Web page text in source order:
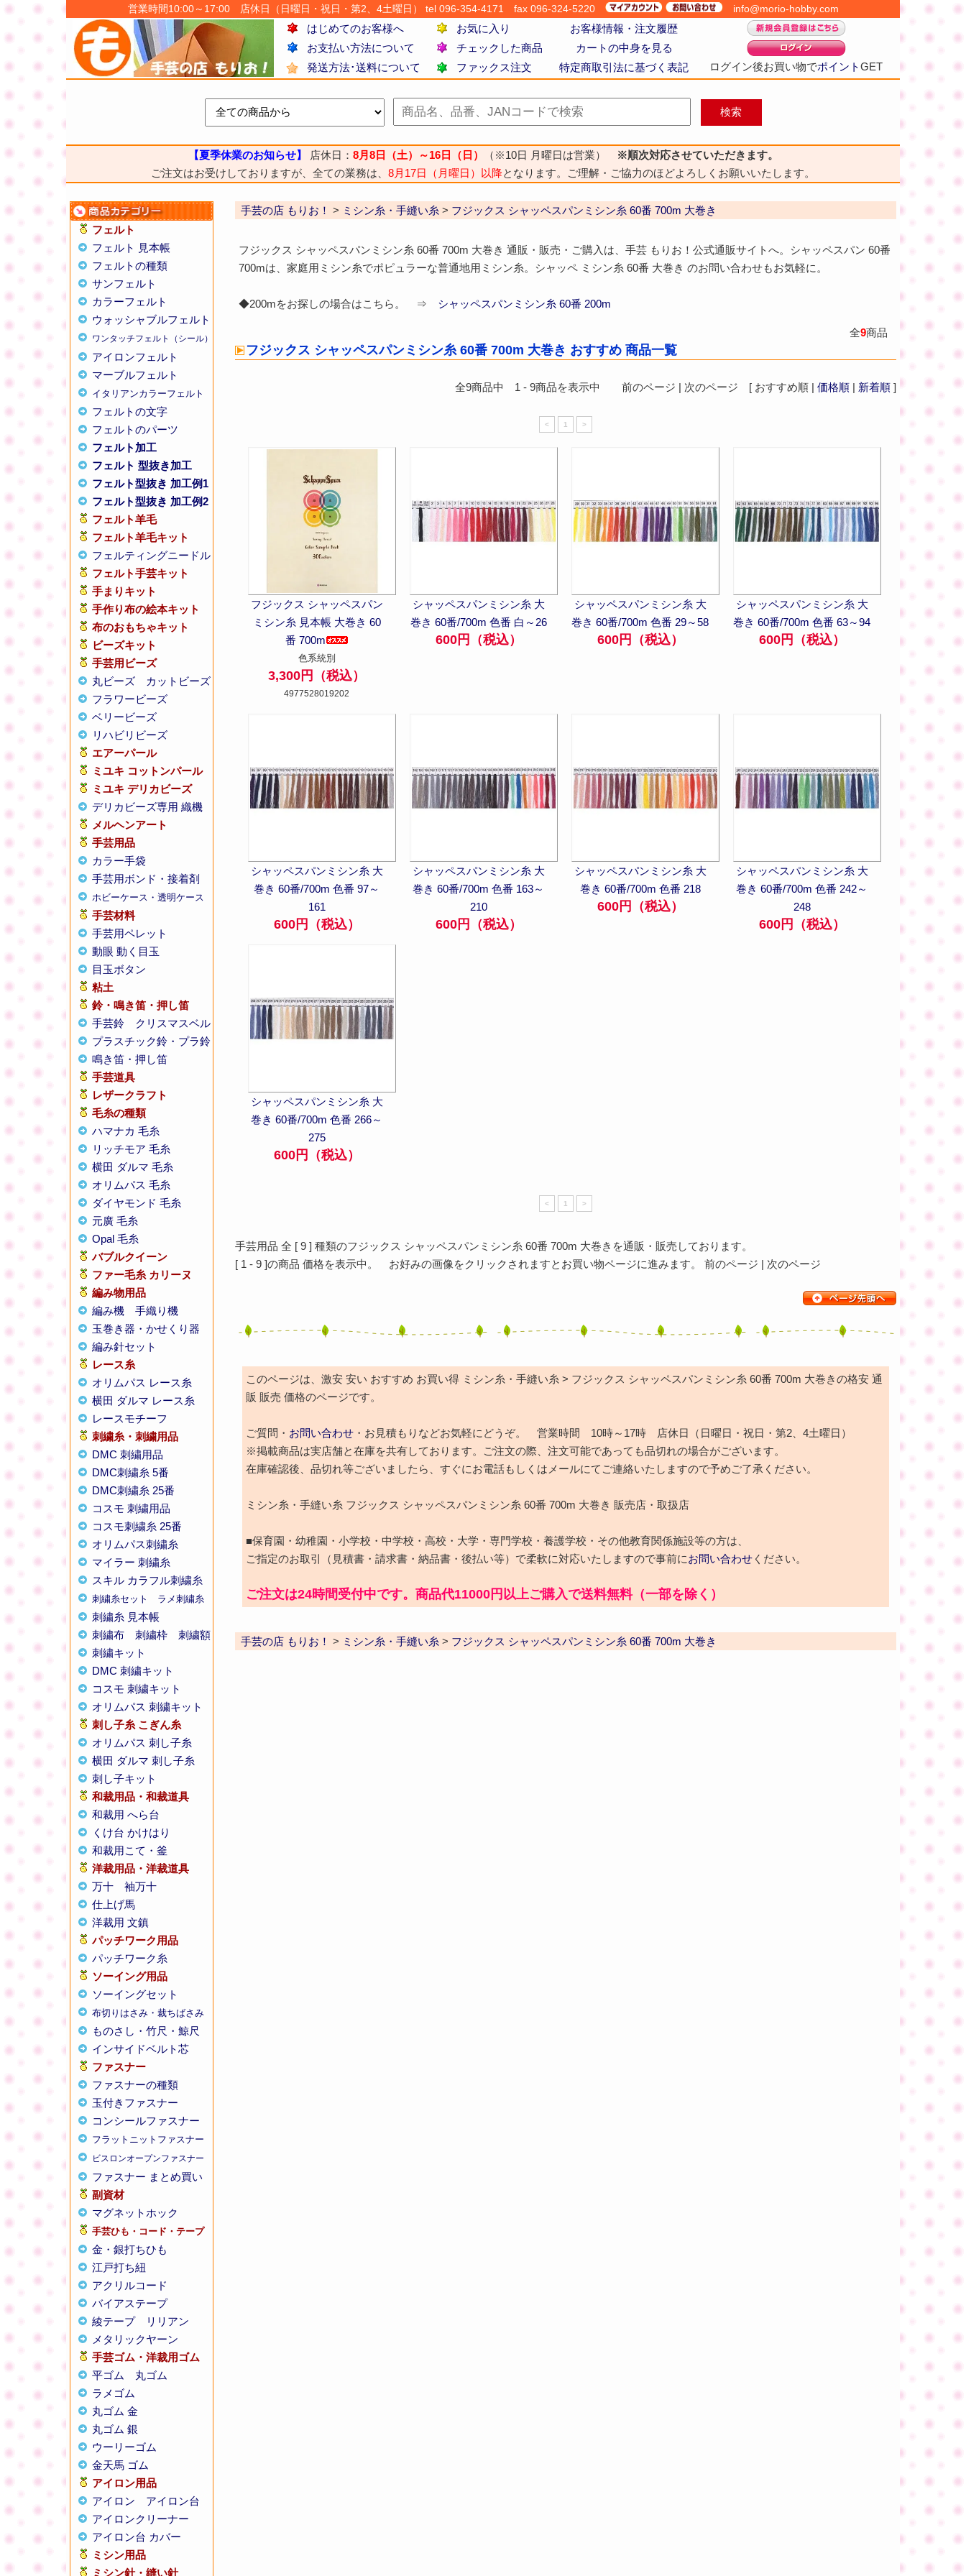
営業時間10:00～17:00 店休日（日曜日・祝日・第2、4土曜日） tel 096-354-4171 fax 096-324-5220 info@morio-hobby.com
はじめてのお客様へ お気に入り お客様情報・注文履歴
ログイン後お買い物でポイントGET
お支払い方法について チェックした商品
カートの中身を見る
発送方法･送料について
ファックス注文 特定商取引法に基づく表記
【夏季休業のお知らせ】 店休日： 8月8日（土）～16日（日） （※10日 月曜日は営業）
※順次対応させていただきます。
ご注文はお受けしておりますが、全ての業務は、 8月17日（月曜日）以降となります。ご理解・ご協力のほどよろしくお願いいたします。
フェルト
フェルト 見本帳
フェルトの種類
サンフェルト
カラーフェルト
ウォッシャブルフェルト
ワンタッチフェルト（シール）
アイロンフェルト
マーブルフェルト
イタリアンカラーフェルト
フェルトの文字
フェルトのパーツ
フェルト加工
フェルト 型抜き加工
フェルト型抜き 加工例1
フェルト型抜き 加工例2
フェルト羊毛
フェルト羊毛キット
フェルティングニードル
フェルト手芸キット
手まりキット
手作り布の絵本キット
布のおもちゃキット
ビーズキット
手芸用ビーズ
丸ビーズ
カットビーズ
フラワービーズ
ベリービーズ
リハビリビーズ
エアーパール
ミユキ コットンパール
ミユキ デリカビーズ
デリカビーズ専用 織機
メルヘンアート
手芸用品
カラー手袋
手芸用ボンド・接着剤
ホビーケース・透明ケース
手芸材料
手芸用ペレット
動眼 動く目玉
目玉ボタン
粘土
鈴・鳴き笛・押し笛
手芸鈴
クリスマスベル
プラスチック鈴・プラ鈴
鳴き笛・押し笛
手芸道具
レザークラフト
毛糸の種類
ハマナカ 毛糸
リッチモア 毛糸
横田 ダルマ 毛糸
オリムパス 毛糸
ダイヤモンド 毛糸
元廣 毛糸
Opal 毛糸
バブルクイーン
ファー毛糸 カリーヌ
編み物用品
編み機
手織り機
玉巻き器・かせくり器
編み針セット
レース糸
オリムパス レース糸
横田 ダルマ レース糸
レースモチーフ
刺繍糸・刺繍用品
DMC 刺繍用品
DMC刺繍糸 5番
DMC刺繍糸 25番
コスモ 刺繍用品
コスモ刺繍糸 25番
オリムパス刺繍糸
マイラー 刺繍糸
スキル カラフル刺繍糸
刺繍糸セット ラメ刺繍糸
刺繍糸 見本帳
刺繍布
刺繍枠
刺繍額
刺繍キット
DMC 刺繍キット
コスモ 刺繍キット
オリムパス 刺繍キット
刺し子糸 こぎん糸
オリムパス 刺し子糸
横田 ダルマ 刺し子糸
刺し子キット
和裁用品・和裁道具
和裁用 へら台
くけ台 かけはり
和裁用こて・釜
洋裁用品・洋裁道具
万十
袖万十
仕上げ馬
洋裁用 文鎮
パッチワーク用品
パッチワーク糸
ソーイング用品
ソーイングセット
布切りはさみ・裁ちばさみ
ものさし・竹尺・鯨尺
インサイドベルト芯
ファスナー
ファスナーの種類
玉付きファスナー
コンシールファスナー
フラットニットファスナー
ビスロンオープンファスナー
ファスナー まとめ買い
副資材
マグネットホック
手芸ひも・コード・テープ
金・銀打ちひも
江戸打ち紐
アクリルコード
バイアステープ
綾テープ
リリアン
メタリックヤーン
手芸ゴム・洋裁用ゴム
平ゴム
丸ゴム
ラメゴム
丸ゴム 金
丸ゴム 銀
ウーリーゴム
金天馬 ゴム
アイロン用品
アイロン
アイロン台
アイロンクリーナー
アイロン台 カバー
ミシン用品
ミシン針・縫い針
手芸の店 もりお！ > ミシン糸・手縫い糸 > フジックス シャッペスパンミシン糸 60番 700m 大巻き
フジックス シャッペスパンミシン糸 60番 700m 大巻き 通販・販売・ご購入は、手芸 もりお！公式通販サイトへ。シャッペスパン 60番
700mは、家庭用ミシン糸でポピュラーな普通地用ミシン糸。シャッペ ミシン糸 60番 大巻き のお問い合わせもお気軽に。
◆200mをお探しの場合はこちら。 ⇒ シャッペスパンミシン糸 60番 200m
全9商品
フジックス シャッペスパンミシン糸 60番 700m 大巻き おすすめ 商品一覧
全9商品中 1 - 9商品を表示中 前のページ | 次のページ [ おすすめ順 | 価格順 | 新着順 ]
< 1 >
フジックス シャッペスパン
ミシン糸 見本帳 大巻き 60
番 700m
色系統別
3,300円（税込）
4977528019202
シャッペスパンミシン糸 大
巻き 60番/700m 色番 白～26
600円（税込）
シャッペスパンミシン糸 大
巻き 60番/700m 色番 29～58
600円（税込）
シャッペスパンミシン糸 大
巻き 60番/700m 色番 63～94
600円（税込）
シャッペスパンミシン糸 大
巻き 60番/700m 色番 97～
161
600円（税込）
シャッペスパンミシン糸 大
巻き 60番/700m 色番 163～
210
600円（税込）
シャッペスパンミシン糸 大
巻き 60番/700m 色番 218
600円（税込）
シャッペスパンミシン糸 大
巻き 60番/700m 色番 242～
248
600円（税込）
シャッペスパンミシン糸 大
巻き 60番/700m 色番 266～
275
600円（税込）
< 1 >
手芸用品 全 [ 9 ] 種類のフジックス シャッペスパンミシン糸 60番 700m 大巻きを通販・販売しております。
[ 1 - 9 ]の商品 価格を表示中。 お好みの画像をクリックされますとお買い物ページに進みます。 前のページ | 次のページ
このページは、激安 安い おすすめ お買い得 ミシン糸・手縫い糸 > フジックス シャッペスパンミシン糸 60番 700m 大巻きの格安 通
販 販売 価格のページです。
ご質問・ お問い合わせ ・お見積もりなどお気軽にどうぞ。 営業時間 10時～17時 店休日（日曜日・祝日・第2、4土曜日）
※掲載商品は実店舗と在庫を共有しております。ご注文の際、注文可能であっても品切れの場合がございます。
在庫確認後、品切れ等ございましたら、すぐにお電話もしくはメールにてご連絡いたしますので予めご了承ください。
ミシン糸・手縫い糸 フジックス シャッペスパンミシン糸 60番 700m 大巻き 販売店・取扱店
■保育園・幼稚園・小学校・中学校・高校・大学・専門学校・養護学校・その他教育関係施設等の方は、
ご指定のお取引（見積書・請求書・納品書・後払い等）で柔軟に対応いたしますので事前にお問い合わせ ください。
ご注文は24時間受付中です。商品代11000円以上ご購入で送料無料（一部を除く）
手芸の店 もりお！ > ミシン糸・手縫い糸 > フジックス シャッペスパンミシン糸 60番 700m 大巻き